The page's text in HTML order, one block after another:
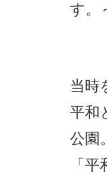
す。
当時
平和
公園
「